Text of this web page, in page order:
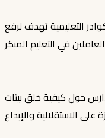
التعليمية تهدف لرفع
حول كيفية خلق بيئات